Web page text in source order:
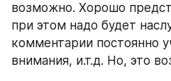
возможно. Хорошо
при этом надо будет
комментарии постоянно
внимания, и.т.д. Но, это